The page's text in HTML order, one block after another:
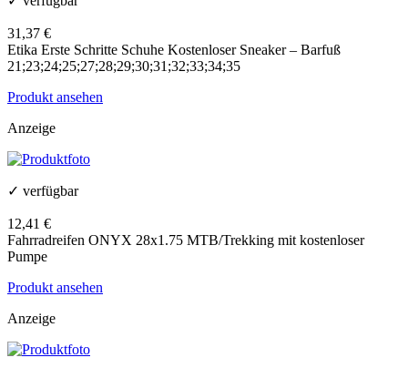
31,37 €
Etika Erste Schritte Schuhe Kostenloser Sneaker – Barfuß
21;23;24;25;27;28;29;30;31;32;33;34;35
Produkt ansehen
Anzeige
✓ verfügbar
12,41 €
Fahrradreifen ONYX 28x1.75 MTB/Trekking mit kostenloser
Pumpe
Produkt ansehen
Anzeige